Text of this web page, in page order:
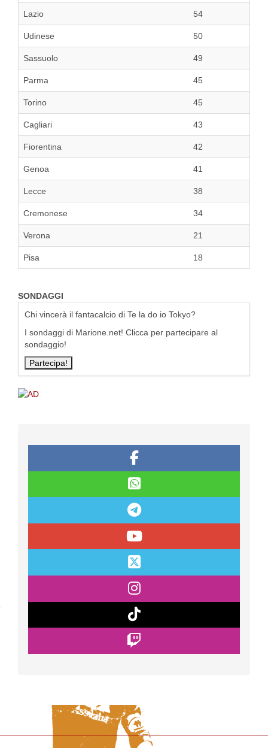
Lazio 54
Udinese 50
Sassuolo 49
Parma 45
Torino 45
Cagliari 43
Fiorentina 42
Genoa 41
Lecce 38
Cremonese 34
Verona 21
Pisa 18
SONDAGGI
Chi vincerà il fantacalcio di Te la do io Tokyo?
I sondaggi di Marione.net! Clicca per partecipare al
sondaggio!